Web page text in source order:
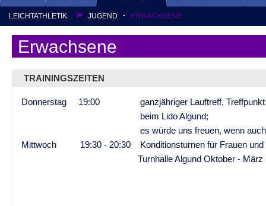
LEICHTATHLETIK JUGEND ERWACHSENE
HANDBALL U10 MÄDCHEN U12 MÄDCHEN U14 BSG MÄDCHEN
Erwachsene
TRAININGSZEITEN
Donnerstag 19:00 ganzjähriger Lauftreff, Treffpunkt
beim Lido Algund;
es würde uns freuen, wenn auch Du
Mittwoch 19:30 - 20:30 Konditionsturnen für Frauen und
Turnhalle Algund Oktober - März